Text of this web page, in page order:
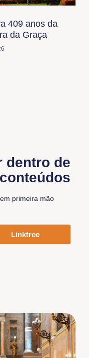
409 anos da
da Graça
dentro de
primeira mão
Linktree